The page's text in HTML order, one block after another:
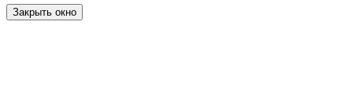
Закрыть окно